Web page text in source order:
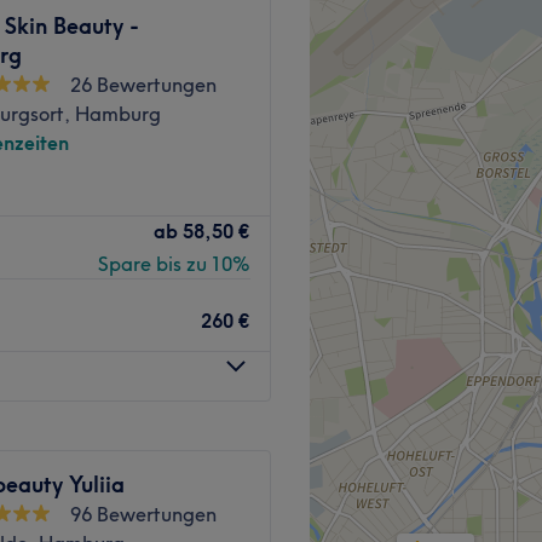
- Im Kosmetikstudio
du genau das. Den Termin
Treatwell!
entspanne
oder einer
bei einer
genießen. Worauf
Beauty -
26 Bewertungen
Hamburg
ab 58,50 €
Spare bis zu 10%
260 €
Yuliia
96 Bewertungen